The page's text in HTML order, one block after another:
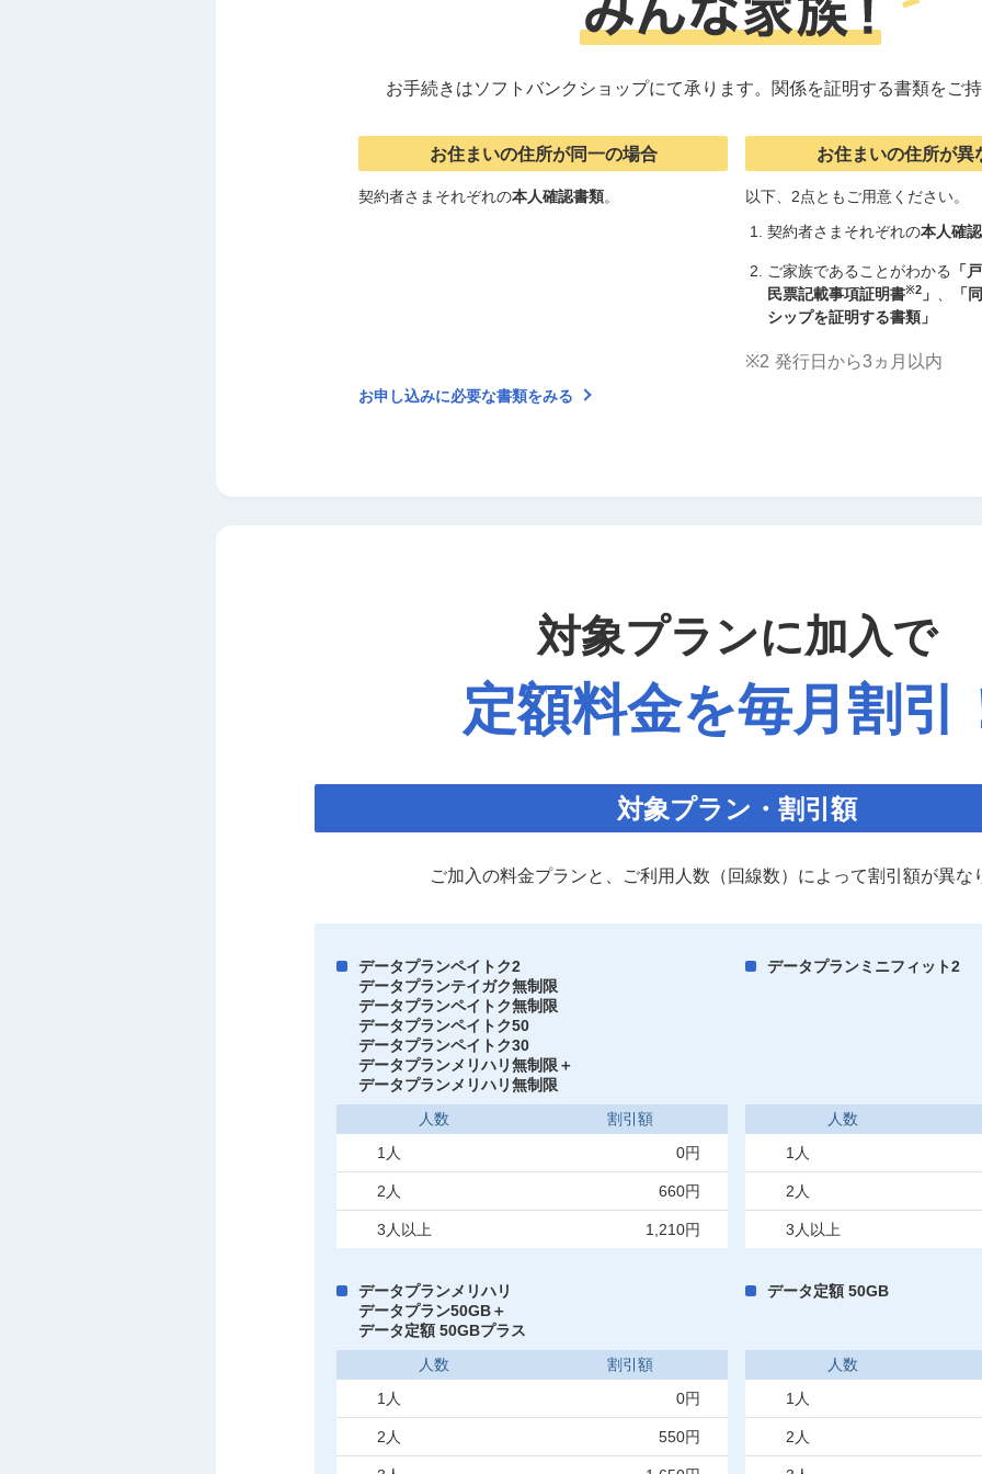
お手続きはソフトバンクショップにて承ります。関係を証明する書類をご持
お住まいの住所が同一の場合
契約者さまそれぞれの本人確認書類。
お住まいの住所が異
以下、2点ともご用意ください。
契約者さまそれぞれの本人確
ご家族であることがわかる 「
民票記載事項証明書※2 」
「
シップを証明する書類」
※2 発行日から3ヵ月以内
お申し込みに必要な書類をみる
対象プランに加入で
定額料金を毎月割引
対象プラン・割引額
ご加入の料金プランと、ご利用人数（回線数）によって割引額が異な
データプランペイトク2
データプランテイガク無制限
データプランペイトク無制限
データプランペイトク50
データプランペイトク30
データプランメリハリ無制限＋
データプランメリハリ無制限
人数
割引額
1人
0円
2人 660円
3人以上 1,210円
データプランミニフィット2
人数
1人
2人
3人以上
データプランメリハリ
データプラン50GB＋
データ定額 50GBプラス
人数
割引額
1人
0円
2人 550円
データ定額 50GB
人数
1人
2人